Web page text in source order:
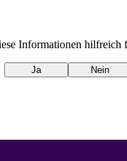
Informationen hilfreich
Ja Nein